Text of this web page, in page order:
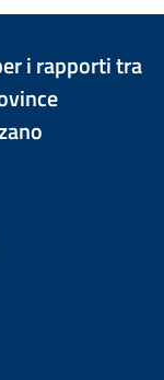
i rapporti tra